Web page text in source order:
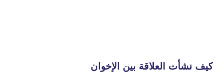
كيف نشأت العلاقة بين الإخوان